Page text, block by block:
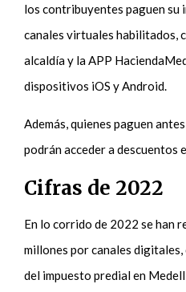
los contribuyentes paguen su
canales virtuales habilitados,
alcaldía y la APP
dispositivos iOS y Android.
Además, quienes paguen
podrán acceder a descuentos
Cifras de 2022
En lo corrido de 2022 se han
millones por canales
del impuesto predial en